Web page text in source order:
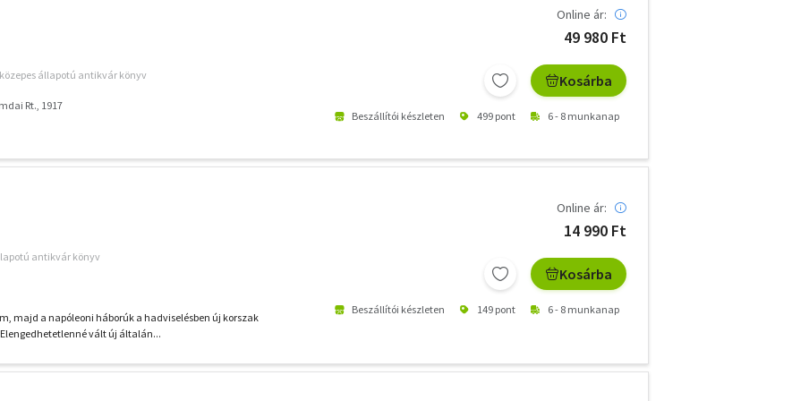
közepes állapotú antikvár könyv
Rt., 1917
Online ár:
49 980 Ft
Kosárba
Beszállítói készleten 499 pont 6 - 8 munkanap
antikvár könyv
majd a napóleoni háborúk a hadviselésben új korszak
vált új általán...
Online ár:
14 990 Ft
Kosárba
Beszállítói készleten 149 pont 6 - 8 munkanap